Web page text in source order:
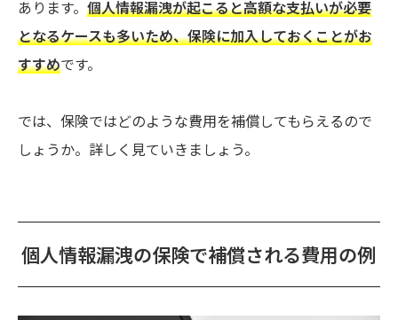
あります。 個人情報漏洩が起こると高額な支払いが必要
となるケースも多いため、保険に加入しておくことがお
すすめです。
では、保険ではどのような費用を補償してもらえるので
しょうか。詳しく見ていきましょう。
個人情報漏洩の保険で補償される費用の例